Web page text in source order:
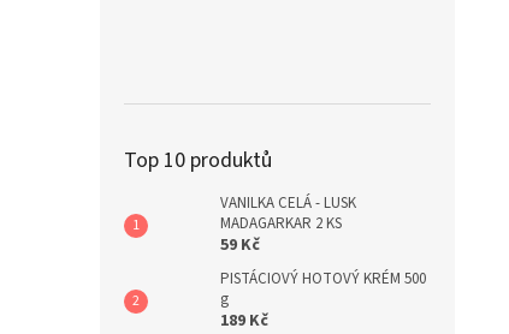
Top 10 produktů
VANILKA CELÁ - LUSK
MADAGARKAR 2 KS
59 Kč
PISTÁCIOVÝ HOTOVÝ KRÉM 500
g
189 Kč